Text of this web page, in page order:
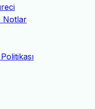
Notlar